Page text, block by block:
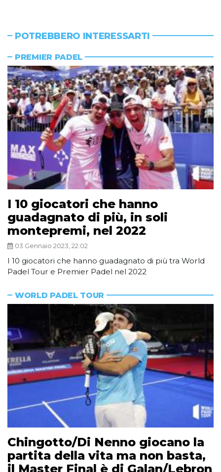
POTREBBERO INTERESSARTI
PREMIER PADEL
I 10 giocatori che hanno
guadagnato di più, in soli
montepremi, nel 2022
03 Gennaio 2023, 22:02
I 10 giocatori che hanno guadagnato di più tra World
Padel Tour e Premier Padel nel 2022
WORLD PADEL TOUR
Chingotto/Di Nenno giocano la
partita della vita ma non basta,
il Master Final è di Galan/Lebron